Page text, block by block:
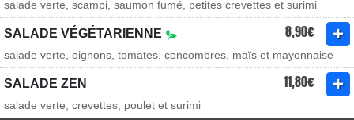
salade verte, scampi, saumon fumé, petites crevettes et surimi
SALADE VÉGÉTARIENNE 8,90€
salade verte, oignons, tomates, concombres, maïs et mayonnaise
SALADE ZEN 11,80€
salade verte, crevettes, poulet et surimi